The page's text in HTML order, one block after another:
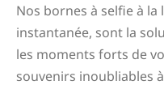
Nos bornes à selfie à
instantanée, sont la
les moments forts de
souvenirs inoubliables